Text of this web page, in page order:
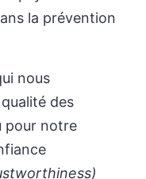
la prévention
nous
des
pour notre